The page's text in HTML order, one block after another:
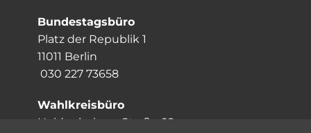
Bundestagsbüro
Platz der Republik 1
11011 Berlin
030 227 73658
Wahlkreisbüro
Heidenheimer Straße 68